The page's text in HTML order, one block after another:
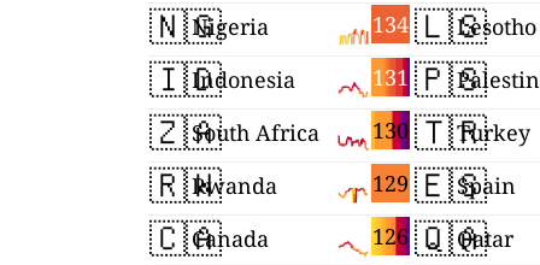
🇳🇬 134
Nigeria
🇮🇩 131
Indonesia
🇿🇦 130
South Africa
🇷🇼 129
Rwanda
🇨🇦 126
Canada
🇱🇸Lesotho
🇵🇸
🇹🇷Turkey
🇪🇸Spain
🇶🇦Qatar